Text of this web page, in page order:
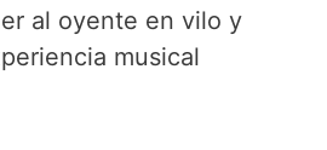
al oyente en vilo y
musical